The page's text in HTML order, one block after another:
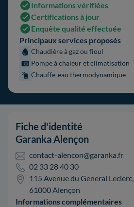
Informations vérifiées
Certifications à jour
Enquête qualité effectuée
Principaux services proposés
Chaudière à gaz ou fioul
Pompe à chaleur et climatisation
Chauffe-eau thermodynamique
Fiche d'identité
Garanka Alençon
contact-alencon@garanka.fr
02 33 28 40 30
115 Avenue du General Leclerc,
61000 Alençon
Informations complémentaires